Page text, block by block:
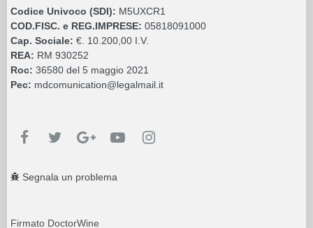
Codice Univoco (SDI): M5UXCR1
COD.FISC. e REG.IMPRESE: 05818091000
Cap. Sociale: €. 10.200,00 I.V.
REA: RM 930252
Roc: 36580 del 5 maggio 2021
Pec: mdcomunication@legalmail.it
Segnala un problema
Firmato DoctorWine